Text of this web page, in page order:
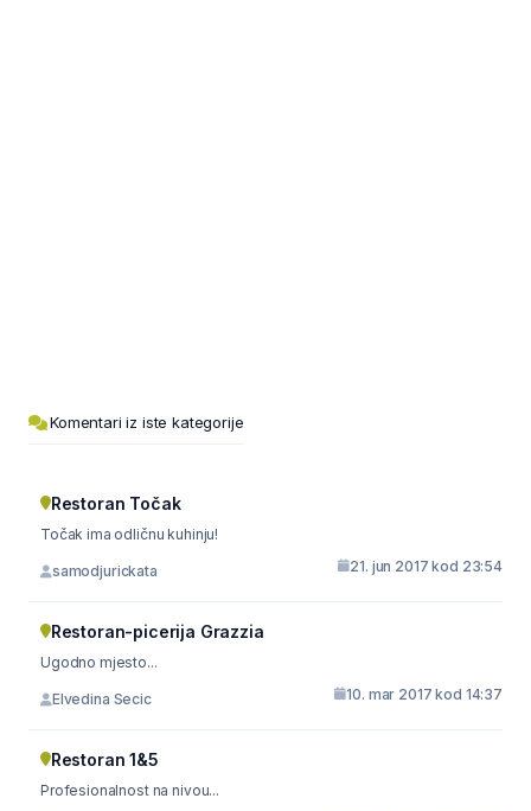
Komentari iz iste kategorije
Restoran Točak
Točak ima odličnu kuhinju!
samodjurickata 21. jun 2017 kod 23:54
Restoran-picerija Grazzia
Ugodno mjesto...
Elvedina Secic 10. mar 2017 kod 14:37
Restoran 1&5
Profesionalnost na nivou...